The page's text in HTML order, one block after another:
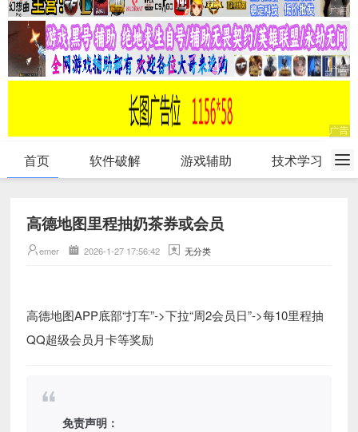
首页 软件破解 游戏辅助 技术学习
高德地图里程抽奶茶券或会员
emer 2026-1-27 17:56:42 无分类
高德地图APP底部“打车”->下拉“周2会员日”->每10里程抽
QQ超级会员月卡等奖励
免责声明：